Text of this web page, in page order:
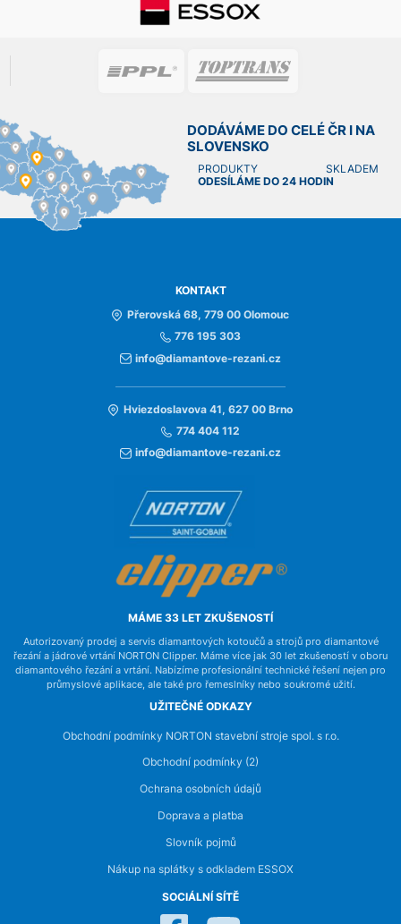
DODÁVÁME DO CELÉ ČR I NA
SLOVENSKO
PRODUKTY SKLADEM
ODESÍLÁME DO 24 HODIN
KONTAKT
Přerovská 68, 779 00 Olomouc
776 195 303
info@diamantove-rezani.cz
Hviezdoslavova 41, 627 00 Brno
774 404 112
info@diamantove-rezani.cz
MÁME 33 LET ZKUŠENOSTÍ
Autorizovaný prodej a servis diamantových kotoučů a strojů pro diamantové
řezání a jádrové vrtání NORTON Clipper. Máme více jak 30 let zkušeností v oboru
diamantového řezání a vrtání. Nabízíme profesionální technické řešení nejen pro
průmyslové aplikace, ale také pro řemeslníky nebo soukromé užití.
UŽITEČNÉ ODKAZY
Obchodní podmínky NORTON stavební stroje spol. s r.o.
Obchodní podmínky (2)
Ochrana osobních údajů
Doprava a platba
Slovník pojmů
Nákup na splátky s odkladem ESSOX
SOCIÁLNÍ SÍTĚ